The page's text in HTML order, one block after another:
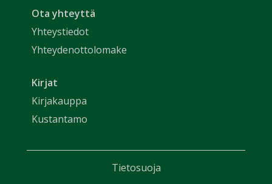
Ota yhteyttä
Yhteystiedot
Yhteydenottolomake
Kirjat
Kirjakauppa
Kustantamo
Tietosuoja